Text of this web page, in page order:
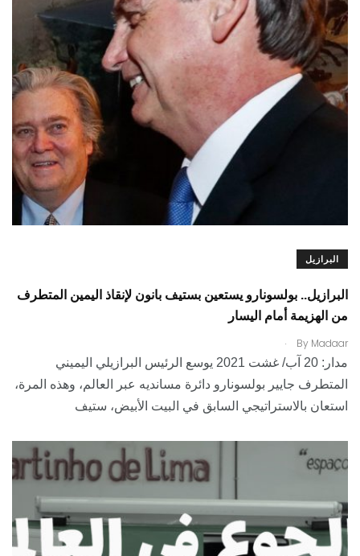
البرازيل
البرازيل.. بولسونارو يستعين بستيف بانون لإنقاذ اليمين المتطرف
من الهزيمة أمام اليسار
By Madaar
.
مدار: 20 آب/ غشت 2021 يوسع الرئيس البرازيلي اليميني
المتطرف جايير بولسونارو دائرة مسانديه عبر العالم، وهذه المرة،
استعان بالاستراتيجي السابق في البيت الأبيض، ستيف